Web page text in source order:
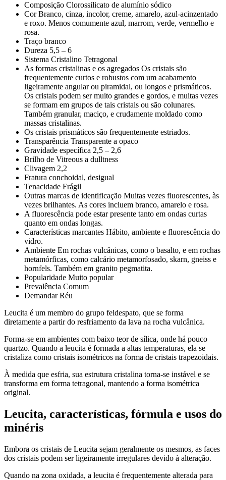
Composição Clorossilicato de alumínio sódico
Cor Branco, cinza, incolor, creme, amarelo, azul-acinzentado
e roxo. Menos comumente azul, marrom, verde, vermelho e
rosa.
Traço branco
Dureza 5,5 – 6
Sistema Cristalino Tetragonal
As formas cristalinas e os agregados Os cristais são
frequentemente curtos e robustos com um acabamento
ligeiramente angular ou piramidal, ou longos e prismáticos.
Os cristais podem ser muito grandes e gordos, e muitas vezes
se formam em grupos de tais cristais ou são colunares.
Também granular, maciço, e crudamente moldado como
massas cristalinas.
Os cristais prismáticos são frequentemente estriados.
Transparência Transparente a opaco
Gravidade específica 2,5 – 2,6
Brilho de Vitreous a dulltness
Clivagem 2,2
Fratura conchoidal, desigual
Tenacidade Frágil
Outras marcas de identificação Muitas vezes fluorescentes, às
vezes brilhantes. As cores incluem branco, amarelo e rosa.
A fluorescência pode estar presente tanto em ondas curtas
quanto em ondas longas.
Características marcantes Hábito, ambiente e fluorescência do
vidro.
Ambiente Em rochas vulcânicas, como o basalto, e em rochas
metamórficas, como calcário metamorfosado, skarn, gneiss e
hornfels. Também em granito pegmatita.
Popularidade Muito popular
Prevalência Comum
Demandar Réu
Leucita é um membro do grupo feldespato, que se forma
diretamente a partir do resfriamento da lava na rocha vulcânica.
Forma-se em ambientes com baixo teor de sílica, onde há pouco
quartzo. Quando a leucita é formada a altas temperaturas, ela se
cristaliza como cristais isométricos na forma de cristais trapezoidais.
À medida que esfria, sua estrutura cristalina torna-se instável e se
transforma em forma tetragonal, mantendo a forma isométrica
original.
Leucita, características, fórmula e usos do
minéris
Embora os cristais de Leucita sejam geralmente os mesmos, as faces
dos cristais podem ser ligeiramente irregulares devido à alteração.
Quando na zona oxidada, a leucita é frequentemente alterada para